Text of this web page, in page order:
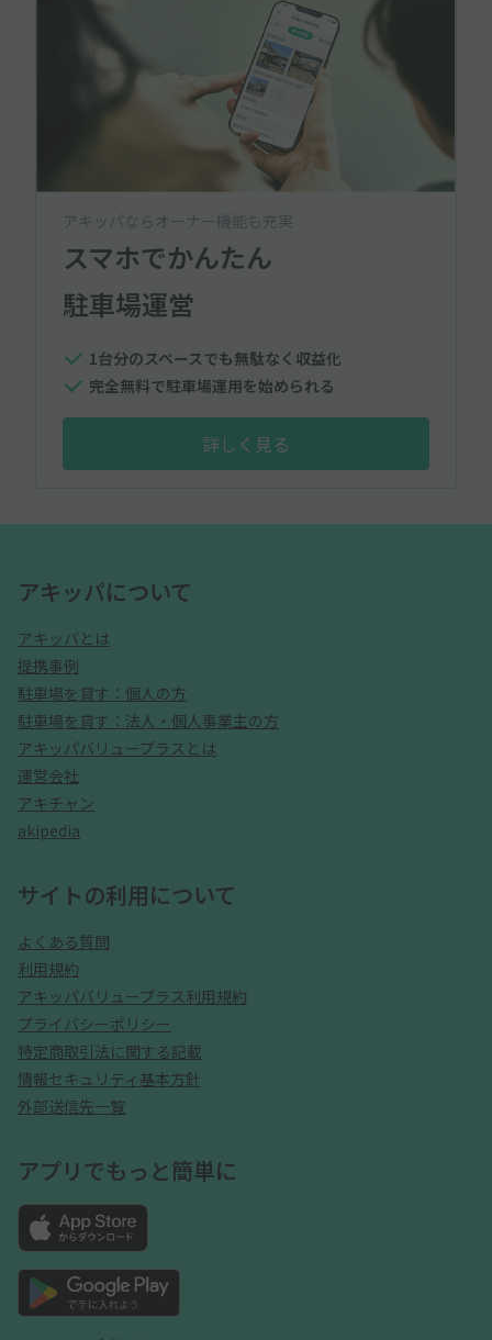
アキッパならオーナー機能も充実
スマホでかんたん
駐車場運営
1台分のスペースでも無駄なく収益化
完全無料で駐車場運用を始められる
詳しく見る
アキッパについて
アキッパとは
提携事例
駐車場を貸す：個人の方
駐車場を貸す：法人・個人事業主の方
アキッパバリュープラスとは
運営会社
アキチャン
akipedia
サイトの利用について
よくある質問
利用規約
アキッパバリュープラス利用規約
プライバシーポリシー
特定商取引法に関する記載
情報セキュリティ基本方針
外部送信先一覧
アプリでもっと簡単に